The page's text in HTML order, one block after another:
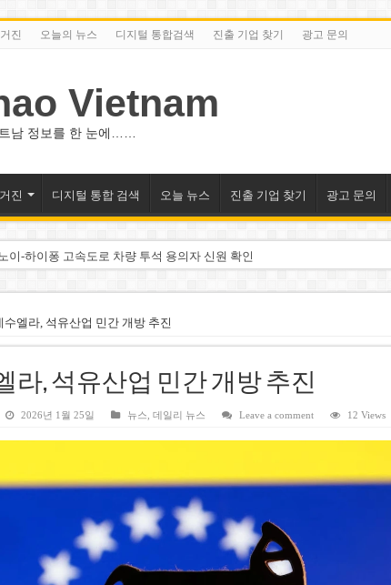
진 오늘의 뉴스 디지털 통합검색 진출 기업 찾기 광고 문의
Vietnam
남 정보를 한 눈에……
진 디지털 통합 검색 오늘 뉴스 진출 기업 찾기 광고 문의
이-하이퐁 고속도로 차량 투석 용의자 신원 확인
남주식 VN지수 1,800선 돌파 기대…증권사, 유망 종목 제시
이 쌍둥이 타워 99층 부지 현장…세계 최고층 빌딩 추진
이 부동산 시장, 아파트 선호도 급부상…토지·단독주택 주춤
남주식 SST, 2025년 현금 배당 80% 결정…과거 최대 350% 지급 이력
남 전자비자 사기 웹사이트 주의…외국인 여행자 피해 경보
트남, 8월부터 토지·측량 처벌 강화… 기획사 코뮌 위원장 과태료 상한 50배 상
찌민시, 약 6,500㎡ 토지 용도변경 승인…리조트 개발 추진
수엘라, 석유산업 민간 개방 추진
라, 석유산업 민간 개방 추진
2026년 1월 25일 뉴스 데일리 뉴스 Leave a comment 12 Views